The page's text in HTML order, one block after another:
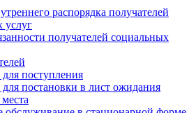
распорядка получателей
услуг
получателей социальных
поступления
постановки в лист ожидания